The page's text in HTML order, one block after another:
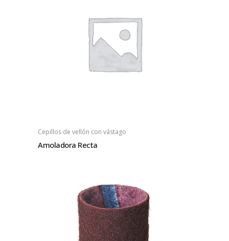
Cepillos de vellón con vástago
Amoladora Recta